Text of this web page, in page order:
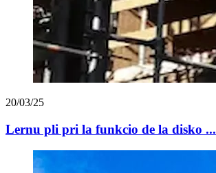
20/03/25
Lernu pli pri la funkcio de la disko ...